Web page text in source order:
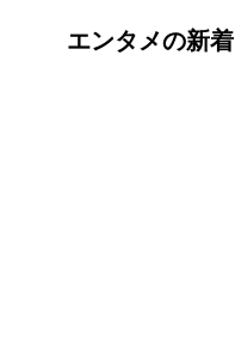
エンタメの新着